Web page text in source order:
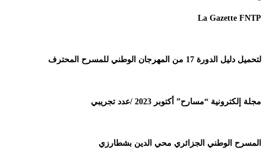
La Gazette FNTP
لتحميل دليل الدورة 17 من المهرجان الوطني للمسرح المحترف
مجلة إلكترونية “مسارح” أكتوبر 2023 /عدد تجريبي
المسرح الوطني الجزائري محي الدين بشطارزي